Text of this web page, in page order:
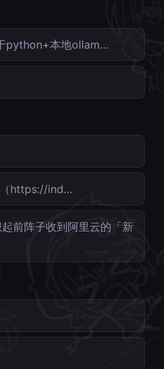
python+本地ollam…
（https://ind…
前阵子收到阿里云的「新